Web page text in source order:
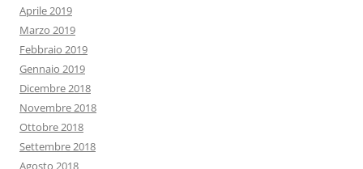
Aprile 2019
Marzo 2019
Febbraio 2019
Gennaio 2019
Dicembre 2018
Novembre 2018
Ottobre 2018
Settembre 2018